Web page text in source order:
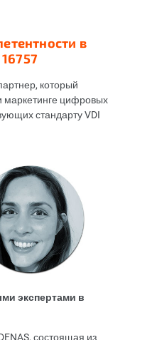
в
который
маркетинге цифровых
стандарту VDI
экспертами в
состоящая из